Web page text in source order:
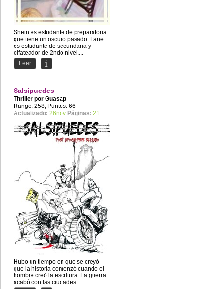
Shein es estudante de preparatoria
que tiene un oscuro pasado. Lane
es estudante de secundaria y
olfateador de 2ndo nivel....
Leer
Salsipuedes
Thriller por Guasap
Rango: 258, Puntos: 66
Actualizado: 26nov Páginas: 21
Hubo un tiempo en que se creyó
que la historia comenzó cuando el
hombre creó la escritura. La guerra
acabó con las ciudades,...